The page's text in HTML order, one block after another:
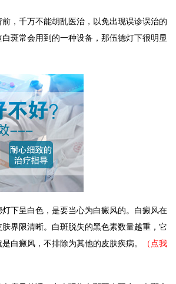
千万不能胡乱医治，以免出现误诊误治的
斑常会用到的一种设备，那伍德灯下很明显
呈白色，是要当心为白癜风的。白癜风在
界限清晰。白斑脱失的黑色素数量越重，它
白癜风，不排除为其他的皮肤疾病。
（点我